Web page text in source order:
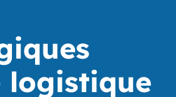
logistique